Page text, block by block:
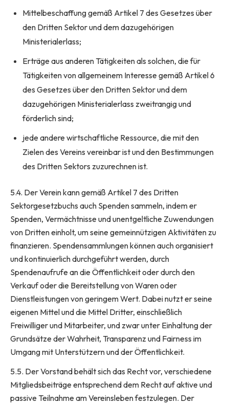
Mittelbeschaffung gemäß Artikel 7 des Gesetzes über
den Dritten Sektor und dem dazugehörigen
Ministerialerlass;
Erträge aus anderen Tätigkeiten als solchen, die für
Tätigkeiten von allgemeinem Interesse gemäß Artikel 6
des Gesetzes über den Dritten Sektor und dem
dazugehörigen Ministerialerlass zweitrangig und
förderlich sind;
jede andere wirtschaftliche Ressource, die mit den
Zielen des Vereins vereinbar ist und den Bestimmungen
des Dritten Sektors zuzurechnen ist.
5.4. Der Verein kann gemäß Artikel 7 des Dritten
Sektorgesetzbuchs auch Spenden sammeln, indem er
Spenden, Vermächtnisse und unentgeltliche Zuwendungen
von Dritten einholt, um seine gemeinnützigen Aktivitäten zu
finanzieren. Spendensammlungen können auch organisiert
und kontinuierlich durchgeführt werden, durch
Spendenaufrufe an die Öffentlichkeit oder durch den
Verkauf oder die Bereitstellung von Waren oder
Dienstleistungen von geringem Wert. Dabei nutzt er seine
eigenen Mittel und die Mittel Dritter, einschließlich
Freiwilliger und Mitarbeiter, und zwar unter Einhaltung der
Grundsätze der Wahrheit, Transparenz und Fairness im
Umgang mit Unterstützern und der Öffentlichkeit.
5.5. Der Vorstand behält sich das Recht vor, verschiedene
Mitgliedsbeiträge entsprechend dem Recht auf aktive und
passive Teilnahme am Vereinsleben festzulegen. Der